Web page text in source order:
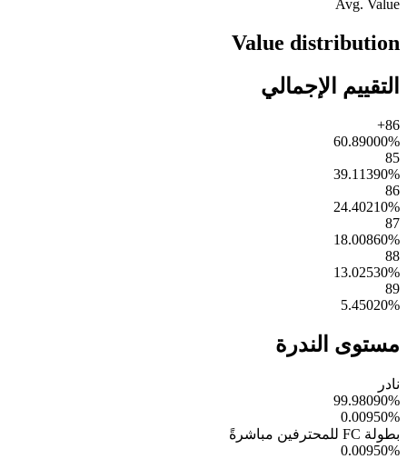
Avg. Value
Value distribution
التقييم الإجمالي
86+
60.89000%
85
39.11390%
86
24.40210%
87
18.00860%
88
13.02530%
89
5.45020%
مستوى الندرة
نادر
99.98090%
0.00950%
بطولة FC للمحترفين مباشرةً
0.00950%